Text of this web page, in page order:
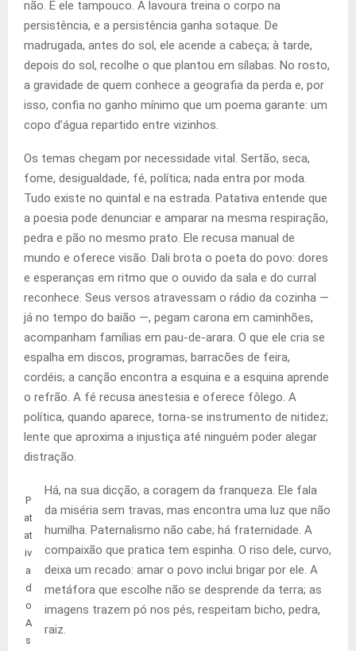
não. E ele tampouco. A lavoura treina o corpo na
persistência, e a persistência ganha sotaque. De
madrugada, antes do sol, ele acende a cabeça; à tarde,
depois do sol, recolhe o que plantou em sílabas. No rosto,
a gravidade de quem conhece a geografia da perda e, por
isso, confia no ganho mínimo que um poema garante: um
copo d’água repartido entre vizinhos.
Os temas chegam por necessidade vital. Sertão, seca,
fome, desigualdade, fé, política; nada entra por moda.
Tudo existe no quintal e na estrada. Patativa entende que
a poesia pode denunciar e amparar na mesma respiração,
pedra e pão no mesmo prato. Ele recusa manual de
mundo e oferece visão. Dali brota o poeta do povo: dores
e esperanças em ritmo que o ouvido da sala e do curral
reconhece. Seus versos atravessam o rádio da cozinha —
já no tempo do baião —, pegam carona em caminhões,
acompanham famílias em pau-de-arara. O que ele cria se
espalha em discos, programas, barracões de feira,
cordéis; a canção encontra a esquina e a esquina aprende
o refrão. A fé recusa anestesia e oferece fôlego. A
política, quando aparece, torna-se instrumento de nitidez;
lente que aproxima a injustiça até ninguém poder alegar
distração.
P
at
at
iv
a
d
o
A
s
Há, na sua dicção, a coragem da franqueza. Ele fala
da miséria sem travas, mas encontra uma luz que não
humilha. Paternalismo não cabe; há fraternidade. A
compaixão que pratica tem espinha. O riso dele, curvo,
deixa um recado: amar o povo inclui brigar por ele. A
metáfora que escolhe não se desprende da terra; as
imagens trazem pó nos pés, respeitam bicho, pedra,
raiz.